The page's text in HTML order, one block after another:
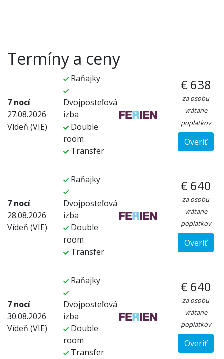
Termíny a ceny
7 nocí
27.08.2026
Vídeň (VIE)
Raňajky
Dvojposteľová
izba
Double
room
Transfer
€ 638
za osobu
vrátane
poplatkov
Overiť
7 nocí
28.08.2026
Vídeň (VIE)
Raňajky
Dvojposteľová
izba
Double
room
Transfer
€ 640
za osobu
vrátane
poplatkov
Overiť
7 nocí
30.08.2026
Vídeň (VIE)
Raňajky
Dvojposteľová
izba
Double
room
Transfer
€ 640
za osobu
vrátane
poplatkov
Overiť